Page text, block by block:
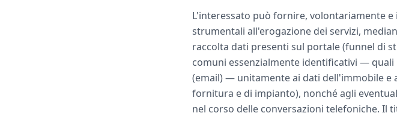
L'interessato può fornire, volontariamente
strumentali all'erogazione dei servizi,
raccolta dati presenti sul portale (funnel di
comuni essenzialmente identificativi —
(email) — unitamente ai dati dell'immobile e
fornitura e di impianto), nonché agli
nel corso delle conversazioni telefoniche. Il